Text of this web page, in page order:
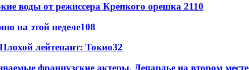
воды от режиссера Крепкого орешка 2110
на этой неделе108
лейтенант: Токио32
французские актеры. Депардье на втором месте